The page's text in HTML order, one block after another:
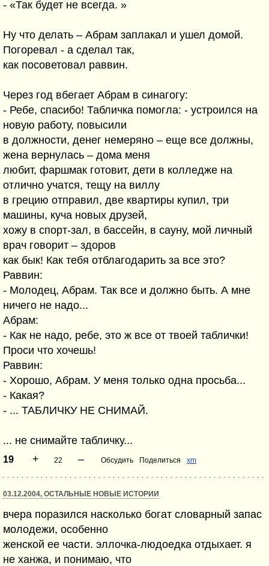
- «Так будет не всегда. »
Ну что делать – Абрам заплакал и ушел домой.
Погоревал - а сделал так,
как посоветовал раввин.
Через год вбегает Абрам в синагогу:
- Ребе, спасибо! Табличка помогла: - устроился на
новую работу, повысили
в должности, денег немеряно – еще все должны,
жена вернулась – дома меня
любит, фаршмак готовит, дети в колледже на
отлично учатся, тещу на виллу
в грецию отправил, две квартиры купил, три
машины, куча новых друзей,
хожу в спорт-зал, в бассейн, в сауну, мой личный
врач говорит – здоров
как бык! Как тебя отблагодарить за все это?
Раввин:
- Молодец, Абрам. Так все и должно быть. А мне
ничего не надо...
Абрам:
- Как не надо, ребе, это ж все от твоей таблички!
Проси что хочешь!
Раввин:
- Хорошо, Абрам. У меня только одна просьба...
- Какая?
- ... ТАБЛИЧКУ НЕ СНИМАЙ.
... не снимайте табличку...
19 + 22 – Обсудить Поделиться xm
03.12.2004, ОСТАЛЬНЫЕ НОВЫЕ ИСТОРИИ
вчера поразился насколько богат словарный запас
молодежи, особенно
женской ее части. эллочка-людоедка отдыхает. я
не ханжа, и понимаю, что